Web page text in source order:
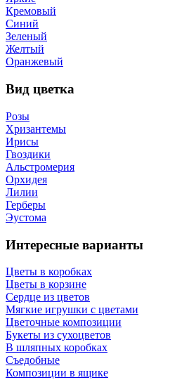
Кремовый
Синий
Зеленый
Желтый
Оранжевый
Вид цветка
Розы
Хризантемы
Ирисы
Гвоздики
Альстромерия
Орхидея
Лилии
Герберы
Эустома
Интересные варианты
Цветы в коробках
Цветы в корзине
Сердце из цветов
Мягкие игрушки с цветами
Цветочные композиции
Букеты из сухоцветов
В шляпных коробках
Съедобные
Композиции в ящике